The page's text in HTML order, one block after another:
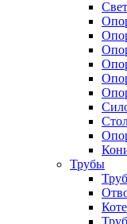
Трубы